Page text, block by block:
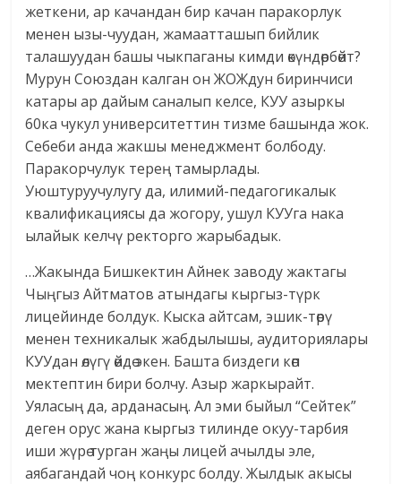
жеткени, ар качандан бир качан паракорлук
менен ызы-чуудан, жамаатташып бийлик
талашуудан башы чыкпаганы кимди өкүндөрбөйт?
Мурун Союздан калган он ЖОЖдун биринчиси
катары ар дайым саналып келсе, КУУ азыркы
60ка чукул университеттин тизме башында жок.
Себеби анда жакшы менеджмент болбоду.
Паракорчулук терең тамырлады.
Уюштуруучулугу да, илимий-педагогикалык
квалификациясы да жогору, ушул КУУга нака
ылайык келчү ректорго жарыбадык.
…Жакында Бишкектин Айнек заводу жактагы
Чыңгыз Айтматов атындагы кыргыз-түрк
лицейинде болдук. Кыска айтсам, эшик-төрү
менен техникалык жабдылышы, аудиториялары
КУУдан өлүгү өйдө экен. Башта биздеги көп
мектептин бири болчу. Азыр жаркырайт.
Уяласың да, арданасың. Ал эми быйыл “Сейтек”
деген орус жана кыргыз тилинде окуу-тарбия
иши жүрө турган жаңы лицей ачылды эле,
аябагандай чоң конкурс болду. Жылдык акысы